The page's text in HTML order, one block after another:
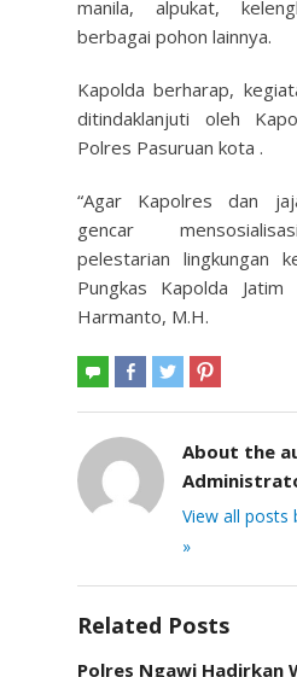
manila, alpukat,
berbagai pohon lainnya.
Kapolda berharap,
ditindaklanjuti oleh
Polres Pasuruan kota .
“Agar Kapolres dan
gencar
pelestarian lingkungan
Pungkas Kapolda
Harmanto, M.H.
About the
View all posts
»
Related Posts
Polres Ngawi Hadirkan